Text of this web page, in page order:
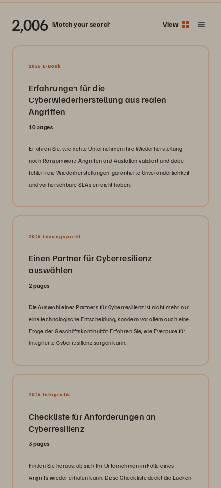
2,006 Match your search View
2026 E-Book
Erfahrungen für die
Cyberwiederherstellung aus realen
Angriffen
10 pages
Erfahren Sie, wie echte Unternehmen ihre Wiederherstellung
nach Ransomware-Angriffen und Ausfällen validiert und dabei
fehlerfreie Wiederherstellungen, garantierte Unveränderlichkeit
und vorhersehbare SLAs erreicht haben.
2026 Lösungsprofil
Einen Partner für Cyberresilienz
auswählen
2 pages
Die Auswahl eines Partners für Cyberresilienz ist nicht mehr nur
eine technologische Entscheidung, sondern vor allem auch eine
Frage der Geschäftskontinuität. Erfahren Sie, wie Everpure für
integrierte Cyberresilienz sorgen kann.
2026 Infografik
Checkliste für Anforderungen an
Cyberresilienz
3 pages
Finden Sie heraus, ob sich Ihr Unternehmen im Falle eines
Angriffs wieder erholen kann. Diese Checkliste deckt die Lücken